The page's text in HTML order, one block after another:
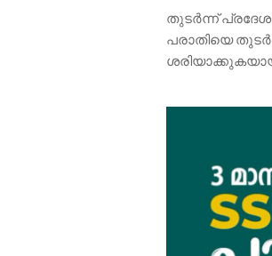
തുടർന്ന്
പരാതിയെ